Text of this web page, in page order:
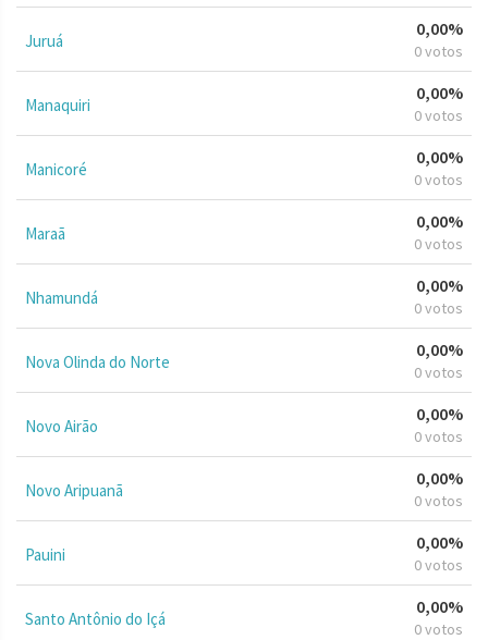
Juruá
0,00%
0 votos
Manaquiri
0,00%
0 votos
Manicoré
0,00%
0 votos
Maraã
0,00%
0 votos
Nhamundá
0,00%
0 votos
Nova Olinda do Norte
0,00%
0 votos
Novo Airão
0,00%
0 votos
Novo Aripuanã
0,00%
0 votos
Pauini
0,00%
0 votos
Santo Antônio do Içá
0,00%
0 votos